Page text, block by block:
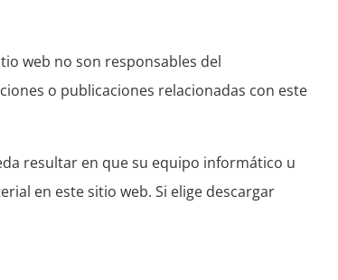
web no son responsables del
o publicaciones relacionadas con este
resultar en que su equipo informático u
en este sitio web. Si elige descargar